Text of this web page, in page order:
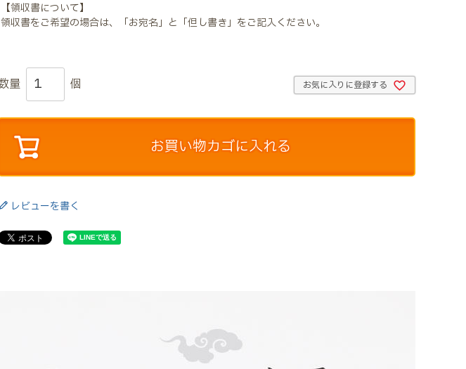
【領収書について】
領収書をご希望の場合は、「お宛名」と「但し書き」をご記入ください。
お気に入りに登録する
お買い物カゴに入れる
レビューを書く